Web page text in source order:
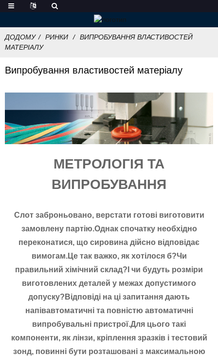
ДОДОМУ РИНКИ
ВИПРОБУВАННЯ ВЛАСТИВОСТЕЙ
МАТЕРІАЛУ
Випробування властивостей матеріалу
МЕТРОЛОГІЯ ТА
ВИПРОБУВАННЯ
Слот заброньовано, верстати готові виготовити
замовлену партію.Однак спочатку необхідно
переконатися, що сировина дійсно відповідає
вимогам.Це так важко, як хотілося б?Чи
правильний хімічний склад?І чи будуть розміри
виготовлених деталей у межах допустимого
допуску?Відповіді на ці запитання дають
напівавтоматичні та повністю автоматичні
випробувальні пристрої.Для цього такі
компоненти, як лінзи, кріплення зразків і тестовий
зонд, повинні бути розташовані з максимальною